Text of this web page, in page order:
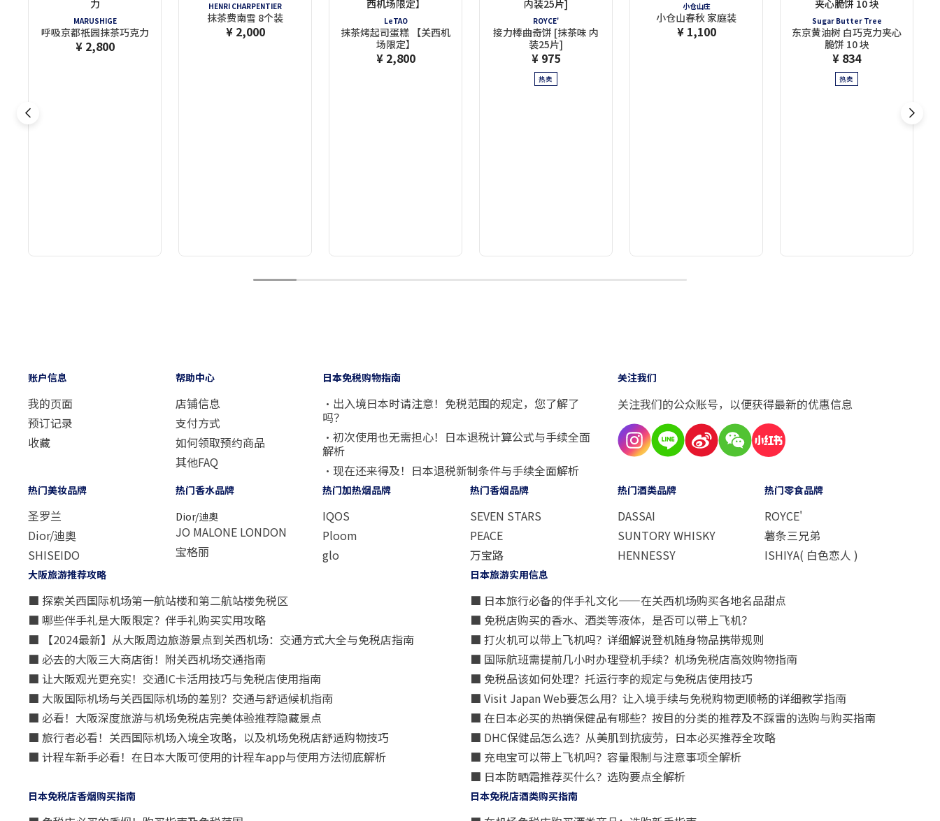
MARUSHIGE
呼吸京都祇园抹茶巧克力
¥ 2,800
HENRI CHARPENTIER
抹茶费南雪 8个装
¥ 2,000
LeTAO
抹茶烤起司蛋糕 【关西机
场限定】
¥ 2,800
ROYCE'
接力棒曲奇饼 [抹茶味 内
装25片]
¥ 975
热卖
小仓山庄
小仓山春秋 家庭装
¥ 1,100
Sugar Butter Tree
东京黄油树 白巧克力夹心
脆饼 10 块
¥ 834
热卖
1 2 3 4 5 6 7 8 9 10
账户信息
我的页面
预订记录
收藏
帮助中心
店铺信息
支付方式
如何领取预约商品
其他FAQ
日本免税购物指南
・出入境日本时请注意！免税范围的规定，您了解了
吗？
・初次使用也无需担心！日本退税计算公式与手续全面
解析
・现在还来得及！日本退税新制条件与手续全面解析
关注我们
关注我们的公众账号，以便获得最新的优惠信息
热门美妆品牌
圣罗兰
Dior/迪奧
SHISEIDO
热门香水品牌
Dior/迪奧
JO MALONE LONDON
宝格丽
热门加热烟品牌
IQOS
Ploom
glo
热门香烟品牌
SEVEN STARS
PEACE
万宝路
热门酒类品牌
DASSAI
SUNTORY WHISKY
HENNESSY
热门零食品牌
ROYCE'
薯条三兄弟
ISHIYA( 白色恋人 )
大阪旅游推荐攻略
■ 探索关西国际机场第一航站楼和第二航站楼免税区
■ 哪些伴手礼是大阪限定？伴手礼购买实用攻略
■ 【2024最新】从大阪周边旅游景点到关西机场：交通方式大全与免税店指南
■ 必去的大阪三大商店街！附关西机场交通指南
■ 让大阪观光更充实！交通IC卡活用技巧与免税店使用指南
■ 大阪国际机场与关西国际机场的差别？交通与舒适候机指南
■ 必看！大阪深度旅游与机场免税店完美体验推荐隐藏景点
■ 旅行者必看！关西国际机场入境全攻略，以及机场免税店舒适购物技巧
■ 计程车新手必看！在日本大阪可使用的计程车app与使用方法彻底解析
日本旅游实用信息
■ 日本旅行必备的伴手礼文化——在关西机场购买各地名品甜点
■ 免税店购买的香水、酒类等液体，是否可以带上飞机？
■ 打火机可以带上飞机吗？详细解说登机随身物品携带规则
■ 国际航班需提前几小时办理登机手续？机场免税店高效购物指南
■ 免税品该如何处理？托运行李的规定与免税店使用技巧
■ Visit Japan Web要怎么用？让入境手续与免税购物更顺畅的详细教学指南
■ 在日本必买的热销保健品有哪些？按目的分类的推荐及不踩雷的选购与购买指南
■ DHC保健品怎么选？从美肌到抗疲劳，日本必买推荐全攻略
■ 充电宝可以带上飞机吗？容量限制与注意事项全解析
■ 日本防晒霜推荐买什么？选购要点全解析
日本免税店香烟购买指南 日本免税店酒类购买指南